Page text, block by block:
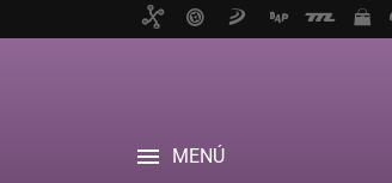
MENÚ